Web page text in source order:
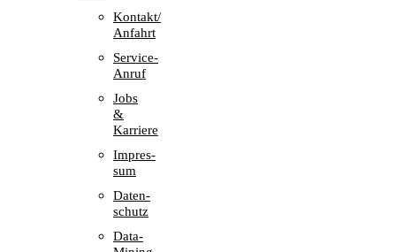
Kontakt/​​
Anfahrt
Service-
Anruf
Jobs
&
Karriere
Impres­
sum
Daten­
schutz
Data-